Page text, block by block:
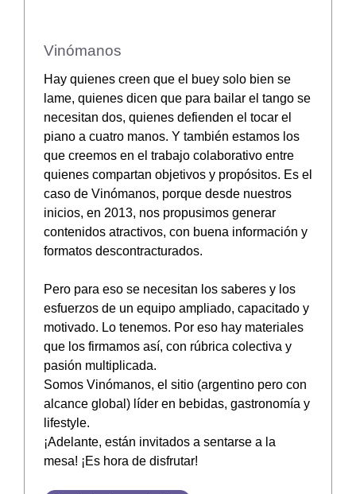
Vinómanos
Hay quienes creen que el buey solo bien se
lame, quienes dicen que para bailar el tango se
necesitan dos, quienes defienden el tocar el
piano a cuatro manos. Y también estamos los
que creemos en el trabajo colaborativo entre
quienes compartan objetivos y propósitos. Es el
caso de Vinómanos, porque desde nuestros
inicios, en 2013, nos propusimos generar
contenidos atractivos, con buena información y
formatos descontracturados.
Pero para eso se necesitan los saberes y los
esfuerzos de un equipo ampliado, capacitado y
motivado. Lo tenemos. Por eso hay materiales
que los firmamos así, con rúbrica colectiva y
pasión multiplicada.
Somos Vinómanos, el sitio (argentino pero con
alcance global) líder en bebidas, gastronomía y
lifestyle.
¡Adelante, están invitados a sentarse a la
mesa! ¡Es hora de disfrutar!